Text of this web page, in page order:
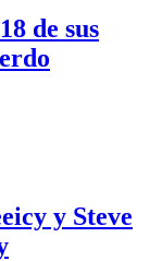
de sus
y Steve